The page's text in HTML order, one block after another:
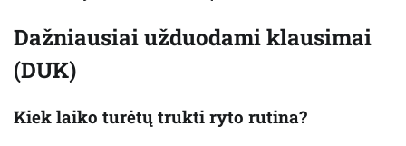
Dažniausiai užduodami klausimai
(DUK)
Kiek laiko turėtų trukti ryto rutina?